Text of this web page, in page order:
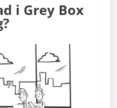
i Grey Box